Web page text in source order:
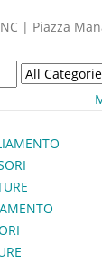
| Piazza